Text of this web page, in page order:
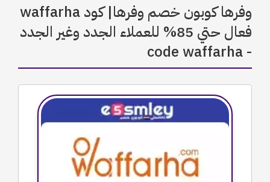
وفرها كوبون خصم وفرها| كود waffarha
فعال حتي 85% للعملاء الجدد وغير الجدد
- code waffarha